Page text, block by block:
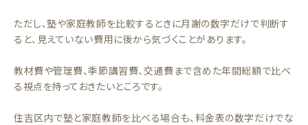
ただし、塾や家庭教師を比較するときに月謝の数字だけで判断す
ると、見えていない費用に後から気づくことがあります。
教材費や管理費、季節講習費、交通費まで含めた年間総額で比べ
る視点を持っておきたいところです。
住吉区内で塾と家庭教師を比べる場合も、料金表の数字だけでな